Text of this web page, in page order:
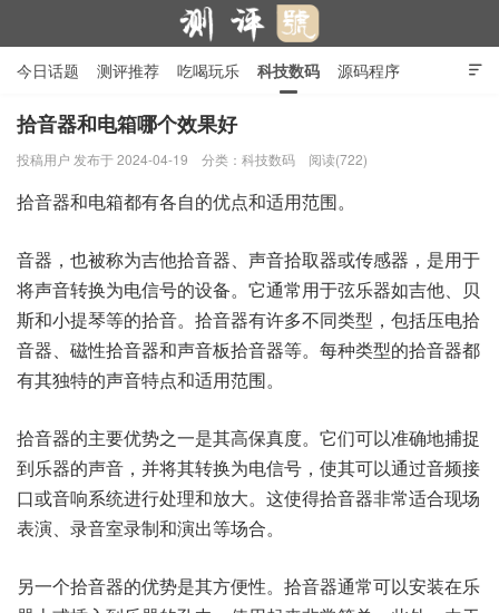

今日话题 测评推荐 吃喝玩乐 科技数码 源码程序
行业产品 在线投稿 隐私政策
拾音器和电箱哪个效果好
投稿用户 发布于 2024-04-19 分类： 科技数码 阅读(722)
拾音器和电箱都有各自的优点和适用范围。
音器，也被称为吉他拾音器、声音拾取器或传感器，是用于
将声音转换为电信号的设备。它通常用于弦乐器如吉他、贝
斯和小提琴等的拾音。拾音器有许多不同类型，包括压电拾
音器、磁性拾音器和声音板拾音器等。每种类型的拾音器都
有其独特的声音特点和适用范围。
拾音器的主要优势之一是其高保真度。它们可以准确地捕捉
到乐器的声音，并将其转换为电信号，使其可以通过音频接
口或音响系统进行处理和放大。这使得拾音器非常适合现场
表演、录音室录制和演出等场合。
另一个拾音器的优势是其方便性。拾音器通常可以安装在乐